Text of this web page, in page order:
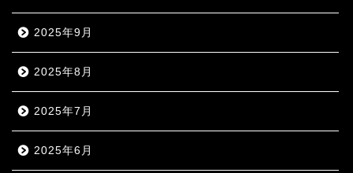
2025年9月
2025年8月
2025年7月
2025年6月